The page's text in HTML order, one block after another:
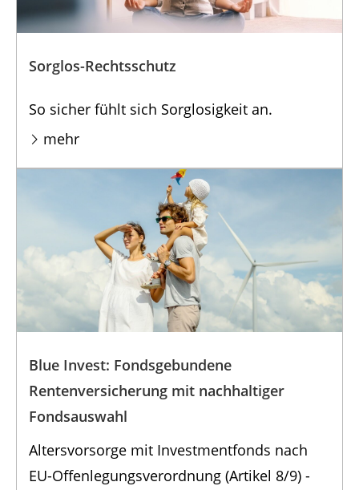
Sorglos-Rechtsschutz
So sicher fühlt sich Sorglosigkeit an.
mehr
Blue Invest: Fondsgebundene
Rentenversicherung mit nachhaltiger
Fondsauswahl
Altersvorsorge mit Investmentfonds nach
EU-Offenlegungsverordnung (Artikel 8/9) -